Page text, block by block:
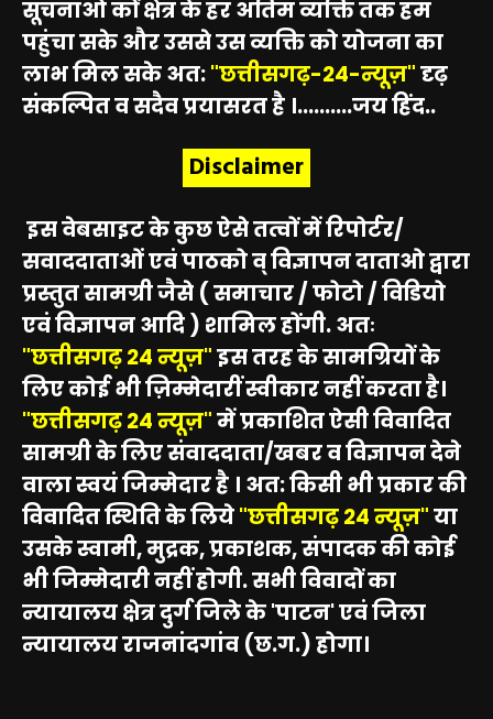
सूचनाओं कों क्षेत्र के हर अंतिम व्यक्ति तक हम
पहुंचा सके और उससे उस व्यक्ति को योजना का
लाभ मिल सके अत:"छत्तीसगढ़-24-न्यूज़"दृढ़
संकल्पित व सदैव प्रयासरत है ।..........जय हिंद..
Disclaimer
इस वेबसाइट के कुछ ऐसे तत्वों में रिपोर्टर/
सवाददाताओं एवं पाठको व् विज्ञापन दाताओ द्वारा
प्रस्तुत सामग्री जैसे ( समाचार / फोटो / विडियो
एवं विज्ञापन आदि ) शामिल होंगी. अतः
"छत्तीसगढ़ 24 न्यूज़"इस तरह के सामग्रियों के
लिए कोई भी ज़िम्मेदारीं स्वीकार नहीं करता है।
"छत्तीसगढ़ 24 न्यूज़"में प्रकाशित ऐसी विवादित
सामग्री के लिए संवाददाता/खबर व विज्ञापन देने
वाला स्वयं जिम्मेदार है । अत: किसी भी प्रकार की
विवादित स्थिति के लिये"छत्तीसगढ़ 24 न्यूज़"या
उसके स्वामी, मुद्रक, प्रकाशक, संपादक की कोई
भी जिम्मेदारी नहीं होगी. सभी विवादों का
न्यायालय क्षेत्र दुर्ग जिले के 'पाटन' एवं जिला
न्यायालय राजनांदगांव (छ.ग.) होगा।